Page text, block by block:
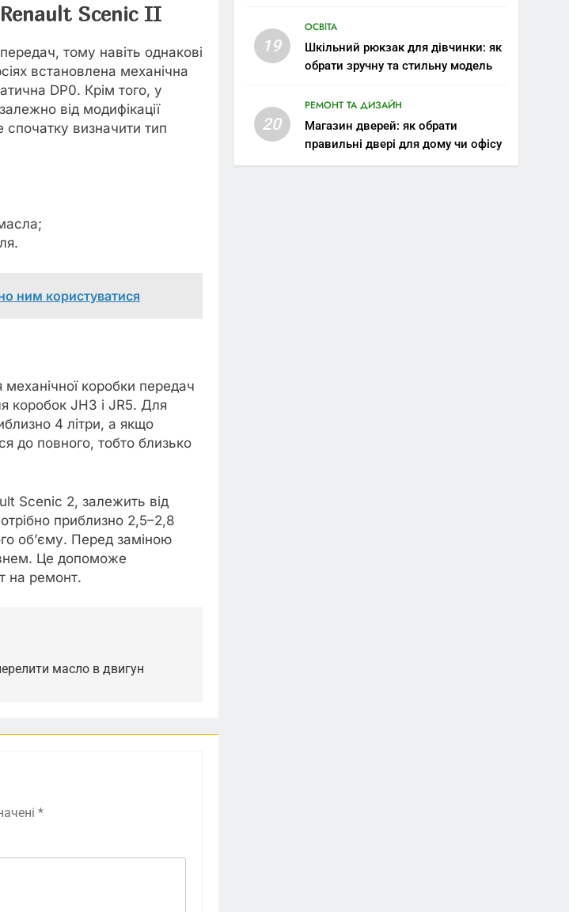
Scenic II
тому навіть однакові
встановлена механічна
DP0. Крім того, у
від модифікації
визначити тип
ним користуватися
коробки передач
коробок JH3 і JR5. Для
4 літри, а якщо
до повного, тобто близько
Scenic 2, залежить від
приблизно 2,5–2,8
об’єму. Перед заміною
Це допоможе
на ремонт.
масло в двигун
*
19
ОСВІТА
Шкільний рюкзак для дівчинки: як
обрати зручну та стильну модель
20
РЕМОНТ ТА ДИЗАЙН
Магазин дверей: як обрати
правильні двері для дому чи офісу